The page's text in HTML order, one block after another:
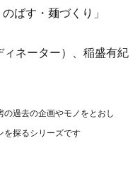
ばす・麺づくり」
ネーター）、稲盛有紀
過去の企画やモノをとおし
を探るシリーズです